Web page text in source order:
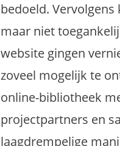
bedoeld.
maar niet
website gingen
zoveel mogelijk te
online-bibliotheek
projectpartners en
laagdrempelige